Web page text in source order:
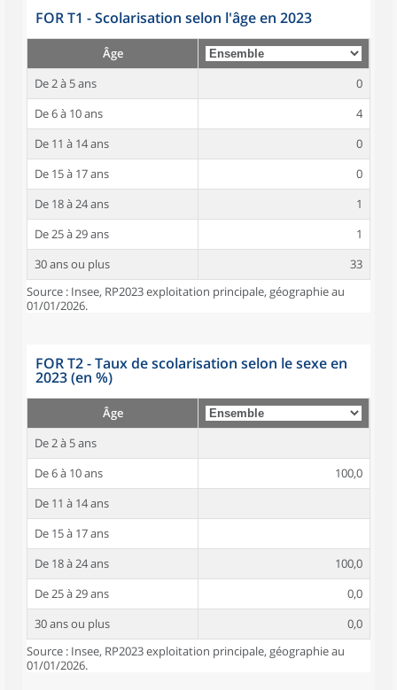
FOR T1 - Scolarisation selon l'âge en 2023
Âge
De 2 à 5 ans
0
De 6 à 10 ans
4
De 11 à 14 ans
0
De 15 à 17 ans
0
De 18 à 24 ans
1
De 25 à 29 ans
1
30 ans ou plus
33
Source : Insee, RP2023 exploitation principale, géographie au
01/01/2026.
FOR T2 - Taux de scolarisation selon le sexe en
2023 (en %)
Âge
De 2 à 5 ans
De 6 à 10 ans
100,0
De 11 à 14 ans
De 15 à 17 ans
De 18 à 24 ans
100,0
De 25 à 29 ans
0,0
30 ans ou plus
0,0
Source : Insee, RP2023 exploitation principale, géographie au
01/01/2026.